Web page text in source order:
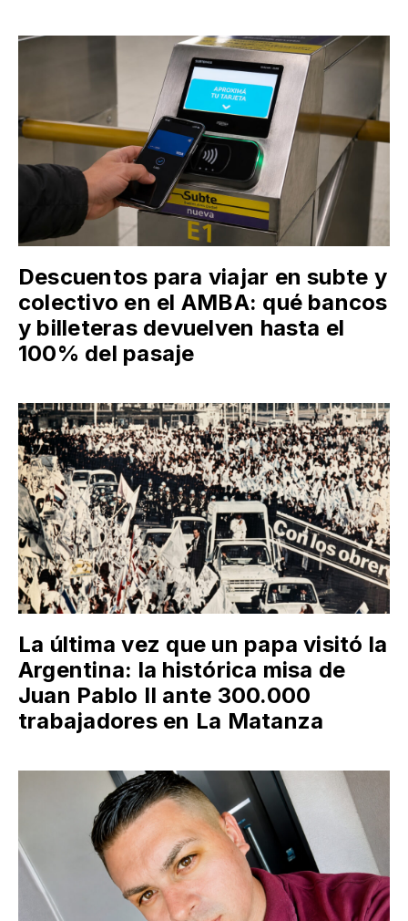
Descuentos para viajar en subte y
colectivo en el AMBA: qué bancos
y billeteras devuelven hasta el
100% del pasaje
La última vez que un papa visitó la
Argentina: la histórica misa de
Juan Pablo II ante 300.000
trabajadores en La Matanza